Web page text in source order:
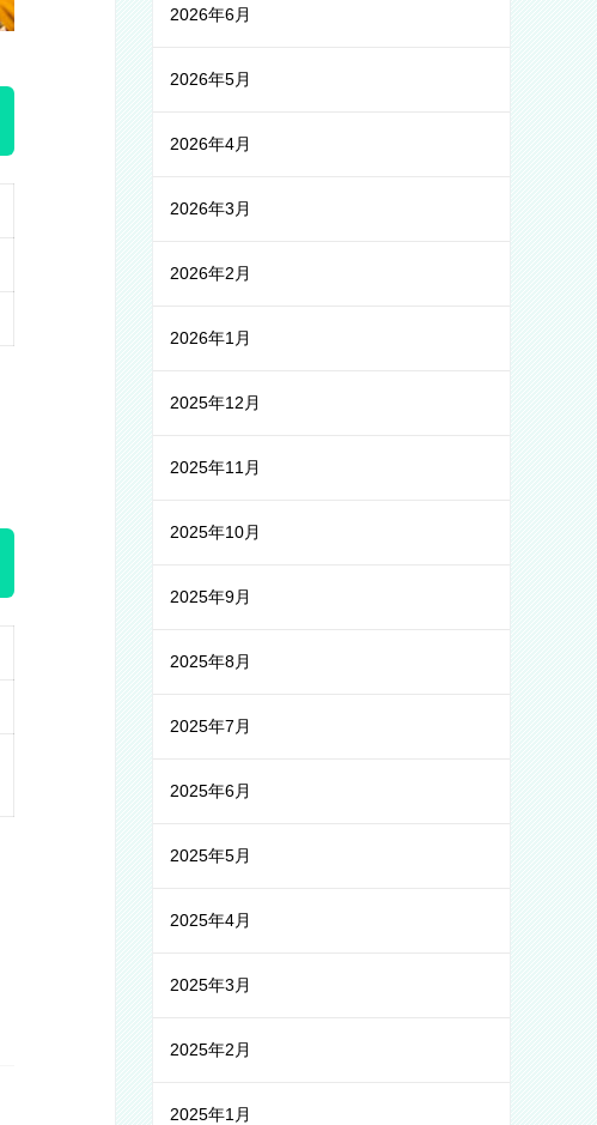
2026年6月
2026年5月
2026年4月
2026年3月
2026年2月
2026年1月
2025年12月
2025年11月
2025年10月
2025年9月
2025年8月
2025年7月
2025年6月
2025年5月
2025年4月
2025年3月
2025年2月
2025年1月